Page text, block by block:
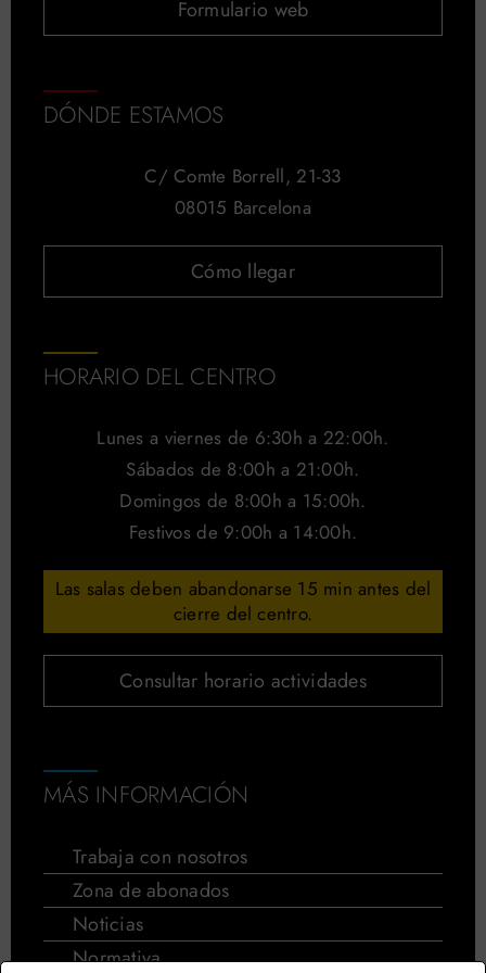
Formulario web
DÓNDE ESTAMOS
C/ Comte Borrell, 21-33
08015 Barcelona
Cómo llegar
HORARIO DEL CENTRO
Lunes a viernes de 6:30h a 22:00h.
Sábados de 8:00h a 21:00h.
Domingos de 8:00h a 15:00h.
Festivos de 9:00h a 14:00h.
Las salas deben abandonarse 15 min antes del
cierre del centro.
Consultar horario actividades
MÁS INFORMACIÓN
Trabaja con nosotros
Zona de abonados
Noticias
Normativa